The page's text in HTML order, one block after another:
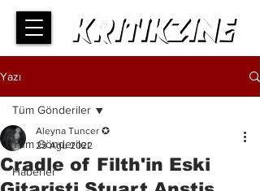
Yazı
Tüm Gönderiler
Haberler
Tüm Gönderiler
Cradle of Filth'in Eski
Aleyna Tuncer ✪
23 Ağu 2022